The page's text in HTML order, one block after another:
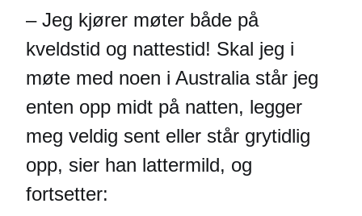
– Jeg kjører møter både på
kveldstid og nattestid! Skal jeg i
møte med noen i Australia står jeg
enten opp midt på natten, legger
meg veldig sent eller står grytidlig
opp, sier han lattermild, og
fortsetter: